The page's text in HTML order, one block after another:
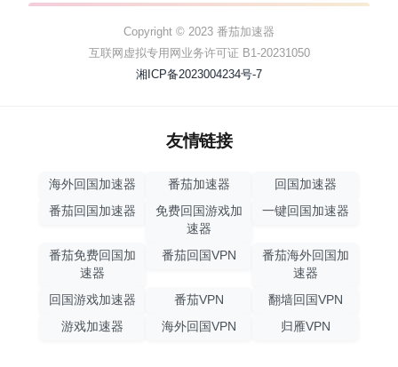
Copyright © 2023 番茄加速器
互联网虚拟专用网业务许可证 B1-20231050
湘ICP备2023004234号-7
友情链接
海外回国加速器 番茄加速器
回国加速器
番茄回国加速器
免费回国游戏加
速器
一键回国加速器
番茄免费回国加
速器
番茄回国VPN
番茄海外回国加
速器
回国游戏加速器
番茄VPN
翻墙回国VPN
游戏加速器
海外回国VPN 归雁VPN